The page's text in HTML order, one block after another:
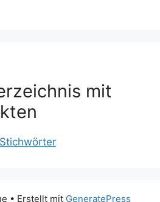
mit
• Erstellt mit GeneratePress